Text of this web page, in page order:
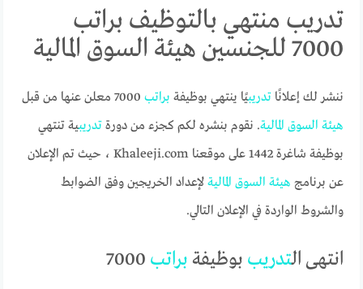
تدريب منتهي بالتوظيف براتب
7000 للجنسين هيئة السوق المالية
ننشر لك إعلانًاتدريبيًا ينتهي بوظيفة براتب
هيئة السوق المالية. نقوم بنشره لكم كجزء من دورةتدريبية تنتهي
بوظيفة شاغرة 1442 على موقعنا Khaleeji.com ، حيث تم الإعلان
عن برنامج هيئة السوق المالية لإعداد الخريجين وفق الضوابط
والشروط الواردة في الإعلان التالي.
انتهى التدريب بوظيفة براتب